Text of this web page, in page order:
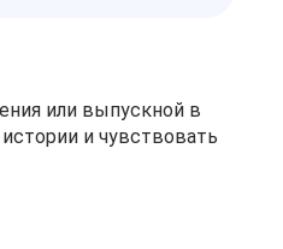
или выпускной в
и чувствовать